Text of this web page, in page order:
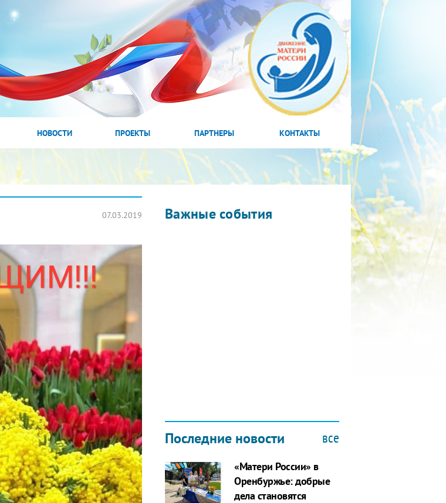
НОВОСТИ ПРОЕКТЫ ПАРТНЕРЫ КОНТАКТЫ
07.03.2019 Важные события
Последние новости все
«Матери России» в
Оренбуржье: добрые
дела становятся